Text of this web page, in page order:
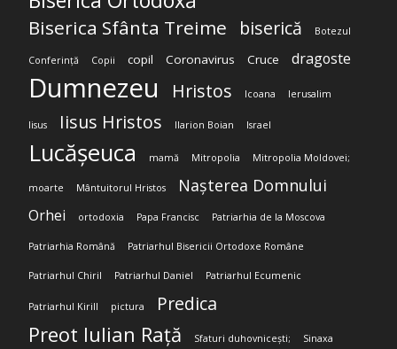
Biserica Sfânta Treime biserică Botezul
Conferință Copii copil Coronavirus Cruce dragoste
Dumnezeu Hristos Icoana Ierusalim
Iisus Iisus Hristos Ilarion Boian Israel
Lucășeuca mamă Mitropolia Mitropolia Moldovei;
moarte Mântuitorul Hristos Nașterea Domnului
Orhei ortodoxia Papa Francisc Patriarhia de la Moscova
Patriarhia Română Patriarhul Bisericii Ortodoxe Române
Patriarhul Chiril Patriarhul Daniel Patriarhul Ecumenic
Patriarhul Kirill pictura Predica
Preot Iulian Rață Sfaturi duhovnicești; Sinaxa